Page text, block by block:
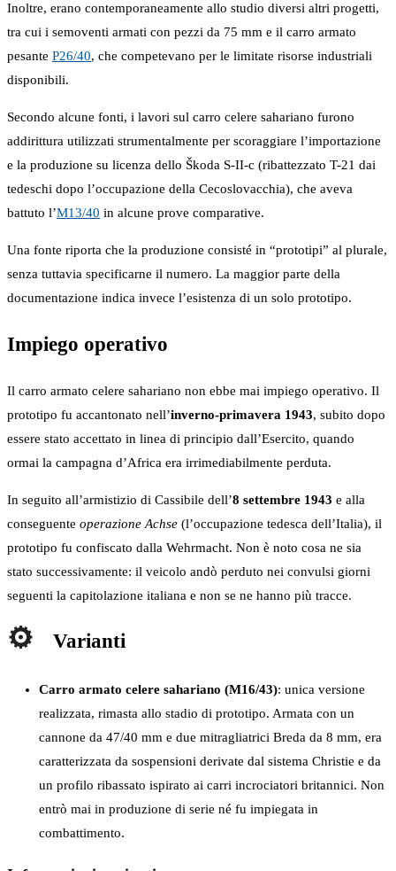
Inoltre, erano contemporaneamente allo studio diversi altri progetti,
tra cui i semoventi armati con pezzi da 75 mm e il carro armato
pesante P26/40, che competevano per le limitate risorse industriali
disponibili.
Secondo alcune fonti, i lavori sul carro celere sahariano furono
addirittura utilizzati strumentalmente per scoraggiare l’importazione
e la produzione su licenza dello Škoda S-II-c (ribattezzato T-21 dai
tedeschi dopo l’occupazione della Cecoslovacchia), che aveva
battuto l’M13/40 in alcune prove comparative.
Una fonte riporta che la produzione consisté in “prototipi” al plurale,
senza tuttavia specificarne il numero. La maggior parte della
documentazione indica invece l’esistenza di un solo prototipo.
Impiego operativo
Il carro armato celere sahariano non ebbe mai impiego operativo. Il
prototipo fu accantonato nell’inverno-primavera 1943, subito dopo
essere stato accettato in linea di principio dall’Esercito, quando
ormai la campagna d’Africa era irrimediabilmente perduta.
In seguito all’armistizio di Cassibile dell’8 settembre 1943 e alla
conseguente operazione Achse (l’occupazione tedesca dell’Italia), il
prototipo fu confiscato dalla Wehrmacht. Non è noto cosa ne sia
stato successivamente: il veicolo andò perduto nei convulsi giorni
seguenti la capitolazione italiana e non se ne hanno più tracce.
Varianti
Carro armato celere sahariano (M16/43): unica versione
realizzata, rimasta allo stadio di prototipo. Armata con un
cannone da 47/40 mm e due mitragliatrici Breda da 8 mm, era
caratterizzata da sospensioni derivate dal sistema Christie e da
un profilo ribassato ispirato ai carri incrociatori britannici. Non
entrò mai in produzione di serie né fu impiegata in
combattimento.